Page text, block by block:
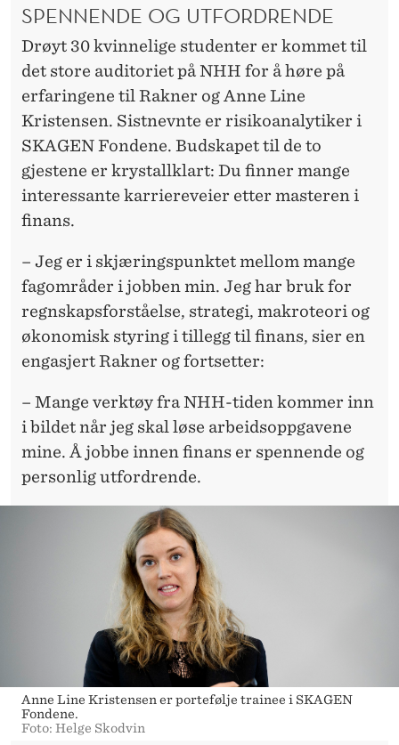
SPENNENDE OG UTFORDRENDE
Drøyt 30 kvinnelige studenter er kommet til
det store auditoriet på NHH for å høre på
erfaringene til Rakner og Anne Line
Kristensen. Sistnevnte er risikoanalytiker i
SKAGEN Fondene. Budskapet til de to
gjestene er krystallklart: Du finner mange
interessante karriereveier etter masteren i
finans.
– Jeg er i skjæringspunktet mellom mange
fagområder i jobben min. Jeg har bruk for
regnskapsforståelse, strategi, makroteori og
økonomisk styring i tillegg til finans, sier en
engasjert Rakner og fortsetter:
– Mange verktøy fra NHH-tiden kommer inn
i bildet når jeg skal løse arbeidsoppgavene
mine. Å jobbe innen finans er spennende og
personlig utfordrende.
Anne Line Kristensen er portefølje trainee i SKAGEN
Fondene.
Foto: Helge Skodvin